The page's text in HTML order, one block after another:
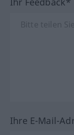
Ihre E-Mail-